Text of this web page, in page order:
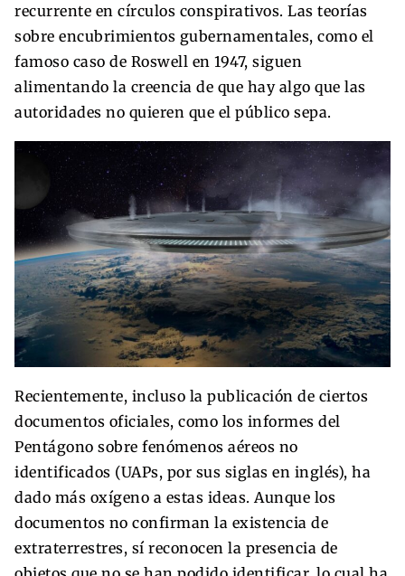
recurrente en círculos conspirativos. Las teorías
sobre encubrimientos gubernamentales, como el
famoso caso de Roswell en 1947, siguen
alimentando la creencia de que hay algo que las
autoridades no quieren que el público sepa.
Recientemente, incluso la publicación de ciertos
documentos oficiales, como los informes del
Pentágono sobre fenómenos aéreos no
identificados (UAPs, por sus siglas en inglés), ha
dado más oxígeno a estas ideas. Aunque los
documentos no confirman la existencia de
extraterrestres, sí reconocen la presencia de